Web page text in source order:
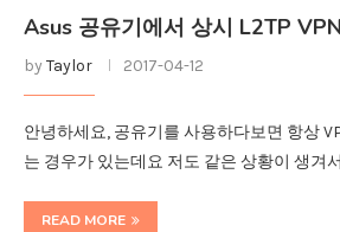
Asus 공유기에서 상시 L2TP
by Taylor 2017-04-12
안녕하세요, 공유기를 사용하다보면 항상
는 경우가 있는데요 저도 같은 상황이 생겨
READ MORE